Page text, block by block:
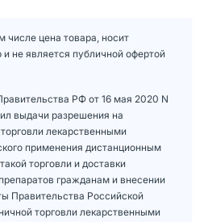
числе цена товара, носит
не является публичной офертой
РФ от 16 мая 2020 N
выдачи разрешения на
лекарственными
применения дистанционным
торговли и доставки
гражданам и внесении
Правительства Российской
торговли лекарственными